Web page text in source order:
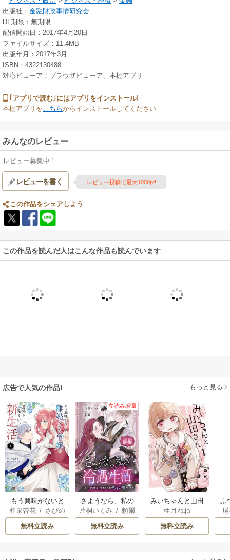
出版社： 金融財政事情研究会
DL期限：無期限
配信開始日：2017年4月20日
ファイルサイズ：11.4MB
出版年月：2017年3月
ISBN：4322130488
対応ビューア：ブラウザビューア、本棚アプリ
｢アプリで読む｣にはアプリをインストール!
本棚アプリをこちらからインストールしてください
みんなのレビュー
レビュー募集中！
レビューを書く レビュー投稿で最大1000pt!
この作品をシェアしよう
この作品を読んだ人はこんな作品も読んでいます
広告で人気の作品! もっと見る
もう興味がないと
離婚された令嬢の
意外と楽しい新生
活
和泉杏花 / さびの
ぶち
無料立読み
立読み増量
さようなら、私の
冷遇生活 ～パーテ
ィーで声をかけて
きたのがヤバい男
片桐いくみ /頼爾
無料立読み
みいちゃんと山田
さん
亜月ねね
無料立読み
ふ
は